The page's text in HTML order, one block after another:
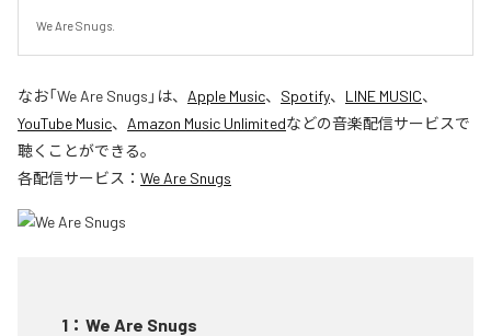
We Are Snugs.
なお「We Are Snugs 」は、 Apple Music、 Spotify、 LINE MUSIC、
YouTube Music、 Amazon Music Unlimitedなどの音楽配信サービスで
聴くことができる。
各配信サービス： We Are Snugs
1 ： We Are Snugs